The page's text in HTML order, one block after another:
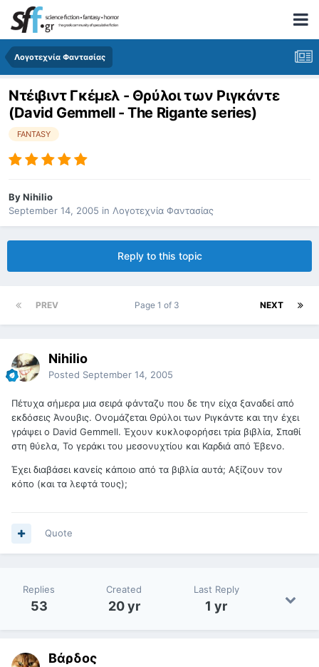
Λογοτεχνία Φαντασίας
Ντέιβιντ Γκέμελ - Θρύλοι των Ριγκάντε
(David Gemmell - The Rigante series)
FANTASY
ByNihilio
September 14, 2005 in Λογοτεχνία Φαντασίας
Reply to this topic
PREV NEXT
Page 1 of 3
Nihilio
Posted September 14, 2005
Πέτυχα σήμερα μια σειρά φάνταζυ που δε την είχα ξαναδεί από
εκδόσεις Άνουβις. Ονομάζεται Θρύλοι των Ριγκάντε και την έχει
γράψει ο David Gemmell. Έχουν κυκλοφορήσει τρία βιβλία, Σπαθί
στη θύελα, Το γεράκι του μεσονυχτίου και Καρδιά από Έβενο.
Έχει διαβάσει κανείς κάποιο από τα βιβλία αυτά; Αξίζουν τον
κόπο (και τα λεφτά τους);
Quote
Replies
53
Created
20 yr
Last Reply
1 yr
Βάρδος